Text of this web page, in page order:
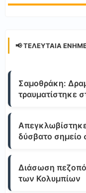
📢 ΤΕΛΕΥΤΑΊΑ
Σαμοθράκη:
τραυματίστηκε
δύσβατο σημείο
Διάσωση
των Κολυμπίων